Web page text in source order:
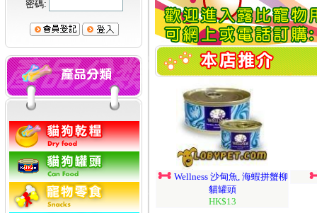
密碼:
Wellness 沙甸魚, 海蝦拼蟹柳
貓罐頭
HK$13